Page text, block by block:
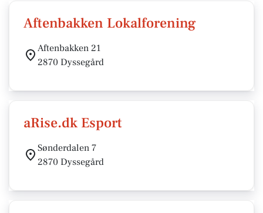
Aftenbakken Lokalforening
Aftenbakken 21
2870 Dyssegård
aRise.dk Esport
Sønderdalen 7
2870 Dyssegård